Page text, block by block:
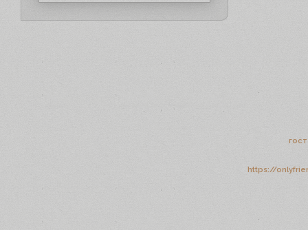
https://